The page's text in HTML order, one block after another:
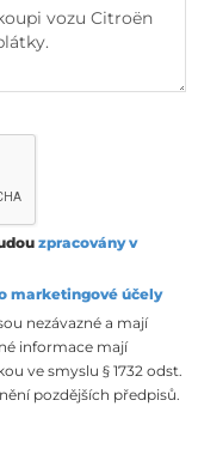
zpracovány v
marketingové účely
nezávazné a mají
informace mají
ve smyslu § 1732 odst.
pozdějších předpisů.